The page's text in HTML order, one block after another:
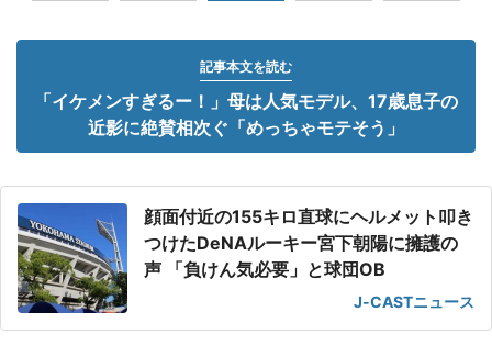
記事本文を読む
「イケメンすぎるー！」母は人気モデル、17歳息子の
近影に絶賛相次ぐ「めっちゃモテそう」
顔面付近の155キロ直球にヘルメット叩き
つけたDeNAルーキー宮下朝陽に擁護の
声 「負けん気必要」と球団OB
J-CASTニュース